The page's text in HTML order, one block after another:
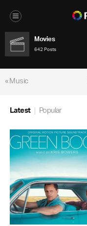
Movies
642 Posts
« Music
Latest Popular